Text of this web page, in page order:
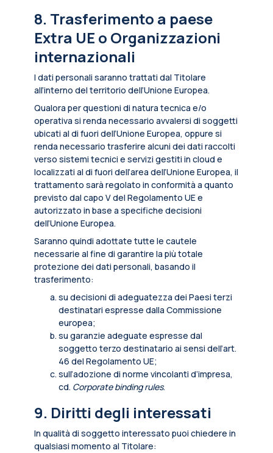
8. Trasferimento a paese
Extra UE o Organizzazioni
internazionali
I dati personali saranno trattati dal Titolare
all’interno del territorio dell’Unione Europea.
Qualora per questioni di natura tecnica e/o
operativa si renda necessario avvalersi di soggetti
ubicati al di fuori dell’Unione Europea, oppure si
renda necessario trasferire alcuni dei dati raccolti
verso sistemi tecnici e servizi gestiti in cloud e
localizzati al di fuori dell’area dell’Unione Europea, il
trattamento sarà regolato in conformità a quanto
previsto dal capo V del Regolamento UE e
autorizzato in base a specifiche decisioni
dell’Unione Europea.
Saranno quindi adottate tutte le cautele
necessarie al fine di garantire la più totale
protezione dei dati personali, basando il
trasferimento:
su decisioni di adeguatezza dei Paesi terzi
destinatari espresse dalla Commissione
europea;
su garanzie adeguate espresse dal
soggetto terzo destinatario ai sensi dell’art.
46 del Regolamento UE;
sull’adozione di norme vincolanti d’impresa,
cd. Corporate binding rules.
9. Diritti degli interessati
In qualità di soggetto interessato puoi chiedere in
qualsiasi momento al Titolare: